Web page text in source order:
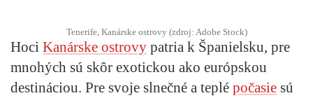
Tenerife, Kanárske ostrovy (zdroj: Adobe Stock)
Hoci Kanárske ostrovy patria k Španielsku, pre
mnohých sú skôr exotickou ako európskou
destináciou. Pre svoje slnečné a teplé počasie sú